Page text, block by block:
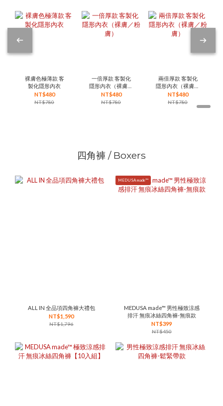
裸膚色極薄款 客
製化隱形內衣
NT$480
NT$780
一倍厚款 客製化
隱形內衣（裸膚／
粉膚）
NT$480
NT$780
兩倍厚款 客製化
隱形內衣（裸膚／
粉膚）
NT$480
NT$780
四角褲 / Boxers
ALL IN 全品項四角褲大禮包
NT$1,590
NT$1,796
MEDUSA made™
MEDUSA made™ 男性極致涼感
排汗 無痕冰絲四角褲-無痕款
NT$399
NT$450